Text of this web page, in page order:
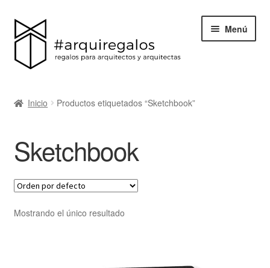
Menú
BLACK FRIDAY
Blog
Acerca de ArquiRegalos
Inicio Productos etiquetados “Sketchbook”
Sketchbook
Mostrando el único resultado